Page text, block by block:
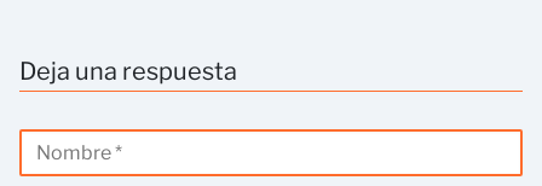
Deja una respuesta